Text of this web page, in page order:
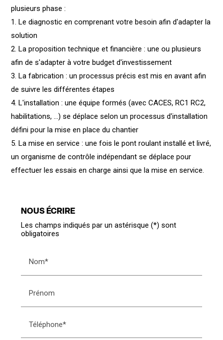
plusieurs phase :
1. Le diagnostic en comprenant votre besoin afin d'adapter la
solution
2. La proposition technique et financière : une ou plusieurs
afin de s'adapter à votre budget d'investissement
3. La fabrication : un processus précis est mis en avant afin
de suivre les différentes étapes
4. L'installation : une équipe formés (avec CACES, RC1 RC2,
habilitations, ...) se déplace selon un processus d'installation
défini pour la mise en place du chantier
5. La mise en service : une fois le pont roulant installé et livré,
un organisme de contrôle indépendant se déplace pour
effectuer les essais en charge ainsi que la mise en service.
NOUS ÉCRIRE
Les champs indiqués par un astérisque (*) sont
obligatoires
Nom*
Prénom
Téléphone*